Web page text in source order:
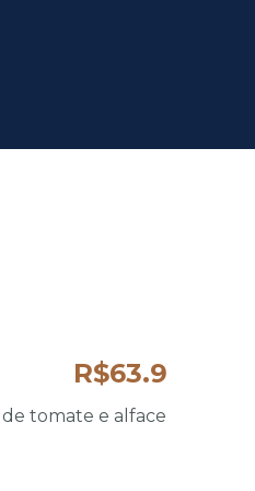
R$63.9
tomate e alface